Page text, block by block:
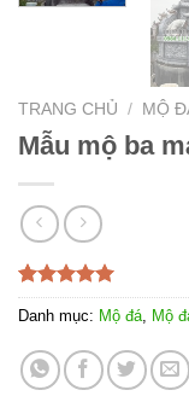
TRANG CHỦ / MỘ
Mẫu mộ ba
5.00trên 5
dựa trên
1
Danh mục: Mộ đá Mộ